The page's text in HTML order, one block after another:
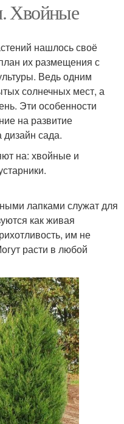
Хвойные
нашлось своё
их размещения с
Ведь одним
солнечных мест, а
Эти особенности
на развитие
дизайн сада.
на: хвойные и
лапками служат для
как живая
им не
расти в любой